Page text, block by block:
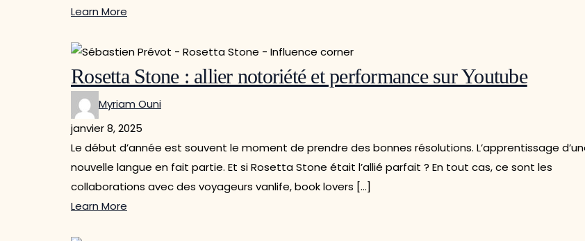
Learn More
Rosetta Stone : allier notoriété et performance sur Youtube
Myriam Ouni
janvier 8, 2025
Le début d’année est souvent le moment de prendre des bonnes résolutions. L’apprentissage
nouvelle langue en fait partie. Et si Rosetta Stone était l’allié parfait ? En tout cas, ce sont les
collaborations avec des voyageurs vanlife, book lovers […]
Learn More